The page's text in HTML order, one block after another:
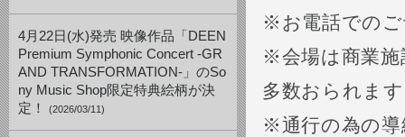
4月22日(水)発売 映像作品「DEEN
Premium Symphonic Concert -GR
AND TRANSFORMATION-」のSo
ny Music Shop限定特典絵柄が決
定！
(2026/03/11)
※お電話での
※会場は商業施
多数おられま
※通行の為の